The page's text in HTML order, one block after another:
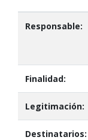
Responsable:
Finalidad:
Legitimación:
Destinatarios: